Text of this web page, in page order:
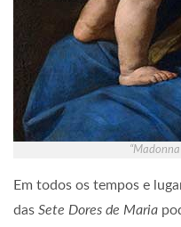
Em todos os tempos e
das Sete Dores de Maria